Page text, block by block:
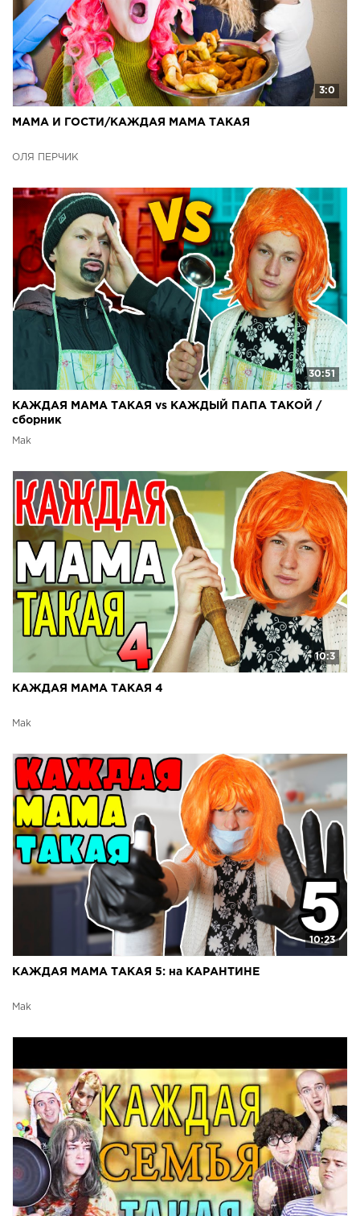
3:0
МАМА И ГОСТИ/КАЖДАЯ МАМА ТАКАЯ
ОЛЯ ПЕРЧИК
30:51
КАЖДАЯ МАМА ТАКАЯ vs КАЖДЫЙ ПАПА ТАКОЙ /
сборник
Mak
10:3
КАЖДАЯ МАМА ТАКАЯ 4
Mak
10:23
КАЖДАЯ МАМА ТАКАЯ 5: на КАРАНТИНЕ
Mak